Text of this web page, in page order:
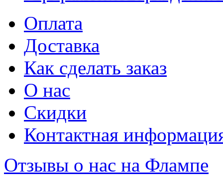
Оплата
Доставка
Как сделать заказ
О нас
Скидки
Контактная
Отзывы о нас на Флампе